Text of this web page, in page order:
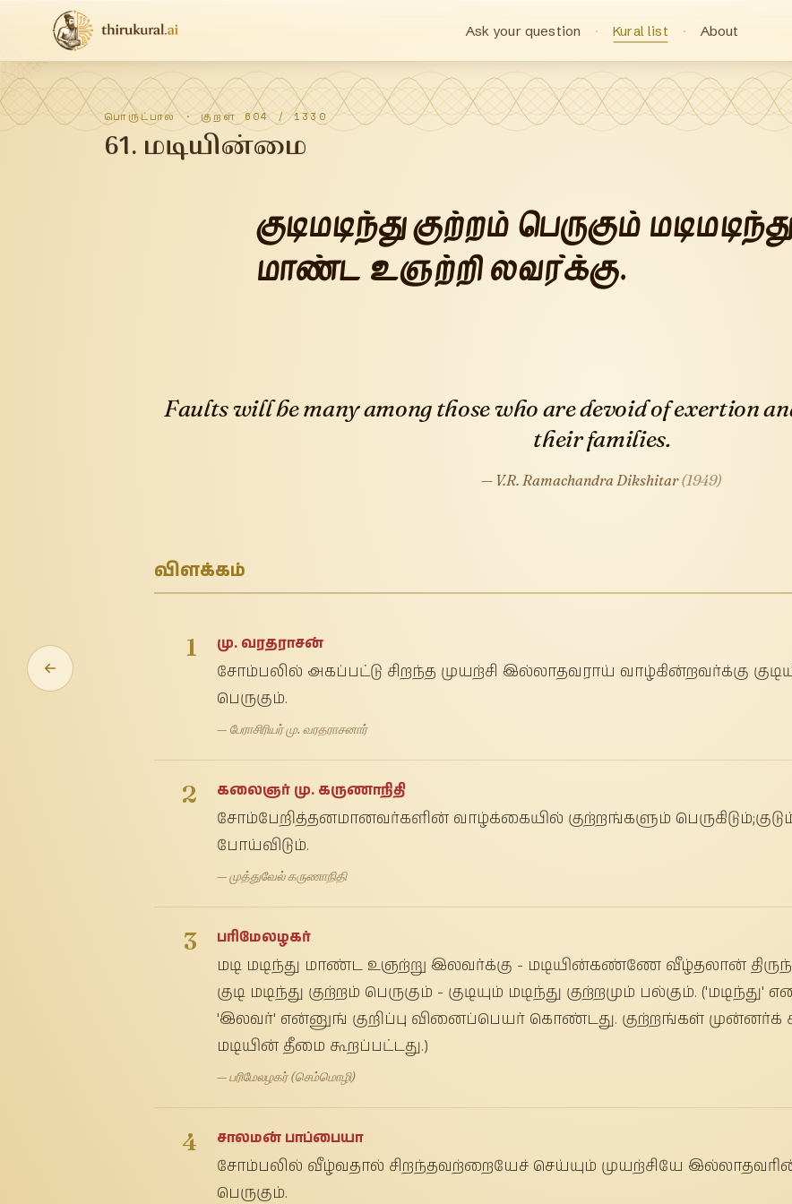
Ask your question Kural list About
பொருட்பால் · குறள் 604/1330
61. மடியின்மை
குடிமடிந்து குற்றம் பெருகும் மடிமடிந்து
மாண்ட உஞற்றி லவர்க்கு.
Faults will be many among those who are devoid of exertion
their families.
— V.R. Ramachandra Dikshitar(1949)
விளக்கம்
1 மு. வரதராசன்
சோம்பலில் அகப்பட்டு சிறந்த முயற்சி இல்லாதவராய் வாழ்கின்றவர்க்கு
பெருகும்.
— பேராசிரியர் மு. வரதராசனார்
2 கலைஞர் மு. கருணாநிதி
சோம்பேறித்தனமானவர்களின் வாழ்க்கையில் குற்றங்களும்
போய்விடும்.
— முத்துவேல் கருணாநிதி
3 பரிமேலழகர்
மடி மடிந்து மாண்ட உஞற்று இலவர்க்கு - மடியின்கண்ணே வீழ்தலான்
குடி மடிந்து குற்றம் பெருகும் - குடியும் மடிந்து குற்றமும் பல்கும்.
'இலவர்' என்னுங் குறிப்பு வினைப்பெயர் கொண்டது. குற்றங்கள் முன்னர்க்
மடியின் தீமை கூறப்பட்டது.)
— பரிமேலழகர் (செம்மொழி)
4 சாலமன் பாப்பையா
சோம்பலில் வீழ்வதால் சிறந்தவற்றையேச் செய்யும் முயற்சியே இல்லாதவரின்
பெருகும்.